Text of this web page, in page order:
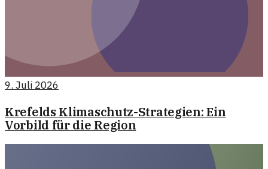
9. Juli 2026
Krefelds Klimaschutz-Strategien: Ein
Vorbild für die Region